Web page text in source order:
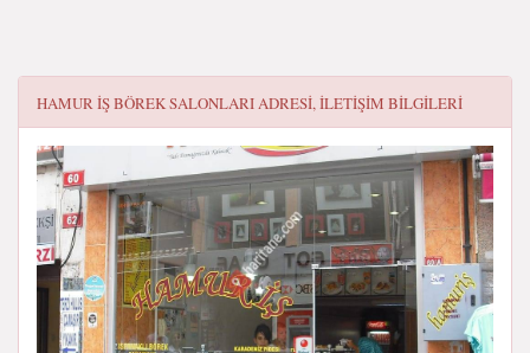
HAMUR İŞ BÖREK SALONLARIADRESI, ILETIŞIM BILGILERI